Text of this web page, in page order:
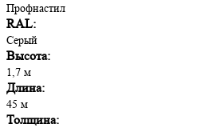
Профнастил
RAL:
Серый
Высота:
1,7 м
Длина:
45 м
Толщина: